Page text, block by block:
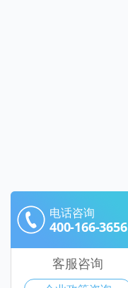
电话咨询
400-166-3656
客服咨询